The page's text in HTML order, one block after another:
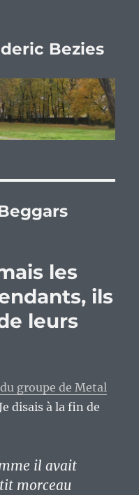
Bezies
les
ils
leurs
groupe de Metal
disais à la fin de
il avait
morceau